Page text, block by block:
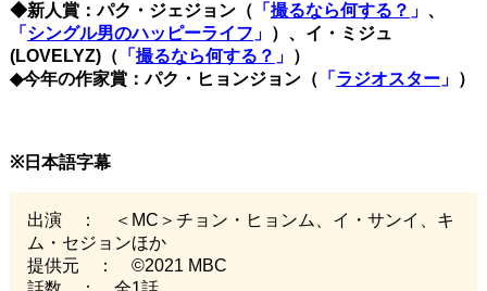
◆新人賞：パク・ジェジョン（ 「 撮るなら何する？ 」 、
「 シングル男のハッピーライフ 」 ）、イ・ミジュ
(LOVELYZ)（ 「 撮るなら何する？ 」 ）
◆今年の作家賞：パク・ヒョンジョン（ 「 ラジオスター」 ）
※日本語字幕
出演 ： ＜MC＞チョン・ヒョンム、イ・サンイ、キ
ム・セジョンほか
提供元 ： ©2021 MBC